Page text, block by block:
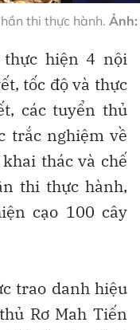
thi thực hành. Ảnh:
hiện 4 nội
tốc độ và thực
các tuyển thủ
trắc nghiệm về
thác và chế
thi thực hành,
cạo 100 cây
trao danh hiệu
Rơ Mah Tiến